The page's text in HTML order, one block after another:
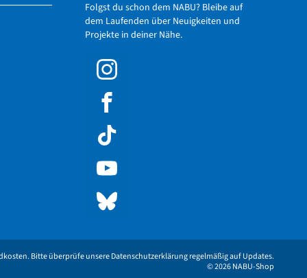
Folgst du schon dem NABU? Bleibe auf
dem Laufenden über Neuigkeiten und
Projekte in deiner Nähe.
Bitte überprüfe unsere Datenschutzerklärung regelmäßig auf Updates.
© 2026 NABU-Shop